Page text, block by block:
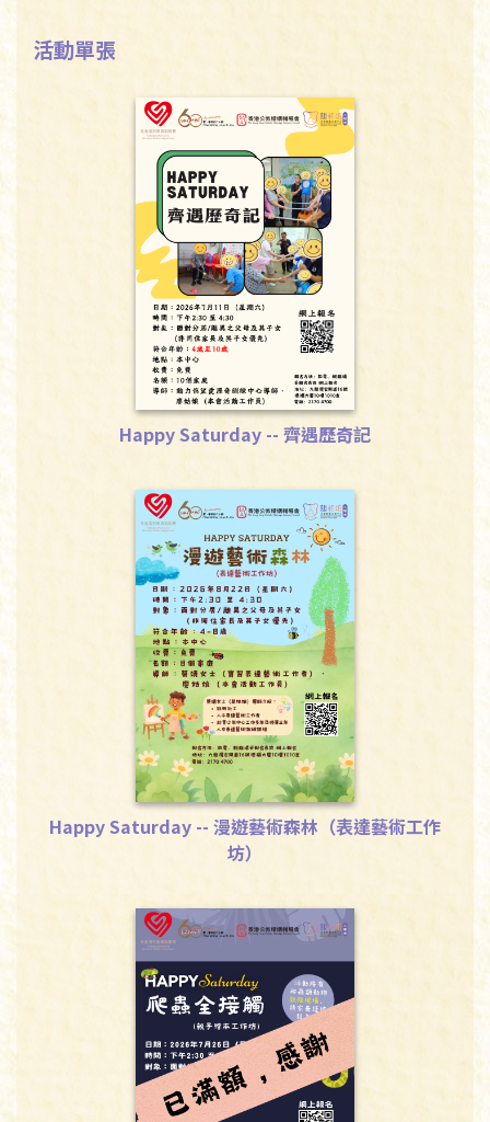
活動單張
下載
Happy Saturday -- 齊遇歷奇記
下載
Happy Saturday -- 漫遊藝術森林（表達藝術工作
坊）